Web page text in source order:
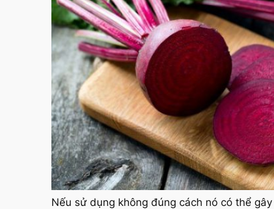
Nếu sử dụng không đúng cách nó có thể